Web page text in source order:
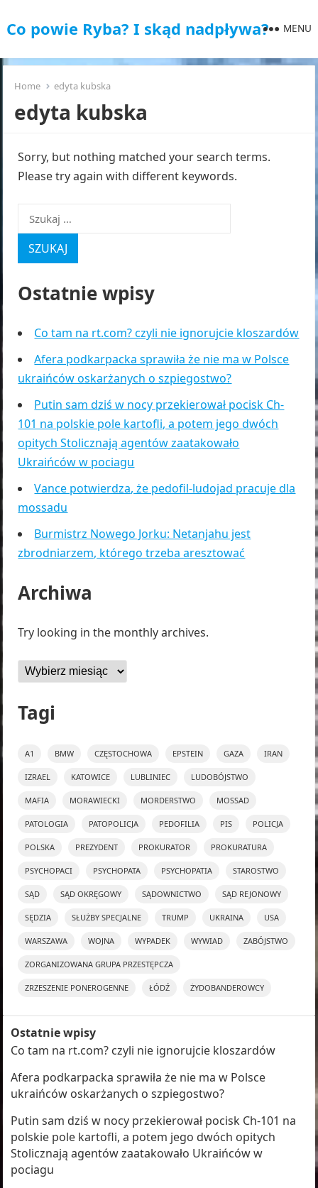
Co powie Ryba? I skąd nadpływa? MENU
Home edyta kubska
edyta kubska
Sorry, but nothing matched your search terms.
Please try again with different keywords.
Szukaj:
Ostatnie wpisy
Co tam na rt.com? czyli nie ignorujcie kloszardów
Afera podkarpacka sprawiła że nie ma w Polsce
ukraińców oskarżanych o szpiegostwo?
Putin sam dziś w nocy przekierował pocisk Ch-
101 na polskie pole kartofli, a potem jego dwóch
opitych Stolicznają agentów zaatakowało
Ukraińców w pociagu
Vance potwierdza, że pedofil-ludojad pracuje dla
mossadu
Burmistrz Nowego Jorku: Netanjahu jest
zbrodniarzem, którego trzeba aresztować
Archiwa
Try looking in the monthly archives.
Archiwa
Tagi
A1 BMW CZĘSTOCHOWA EPSTEIN GAZA IRAN
IZRAEL KATOWICE LUBLINIEC LUDOBÓJSTWO
MAFIA MORAWIECKI MORDERSTWO MOSSAD
PATOLOGIA PATOPOLICJA PEDOFILIA PIS POLICJA
POLSKA PREZYDENT PROKURATOR PROKURATURA
PSYCHOPACI PSYCHOPATA PSYCHOPATIA STAROSTWO
SĄD SĄD OKRĘGOWY SĄDOWNICTWO SĄD REJONOWY
SĘDZIA SŁUŻBY SPECJALNE TRUMP UKRAINA USA
WARSZAWA WOJNA WYPADEK WYWIAD ZABÓJSTWO
ZORGANIZOWANA GRUPA PRZESTĘPCZA
ZRZESZENIE PONEROGENNE ŁÓDŹ ŻYDOBANDEROWCY
Ostatnie wpisy
Co tam na rt.com? czyli nie ignorujcie kloszardów
Afera podkarpacka sprawiła że nie ma w Polsce
ukraińców oskarżanych o szpiegostwo?
Putin sam dziś w nocy przekierował pocisk Ch-101 na
polskie pole kartofli, a potem jego dwóch opitych
Stolicznają agentów zaatakowało Ukraińców w
pociagu